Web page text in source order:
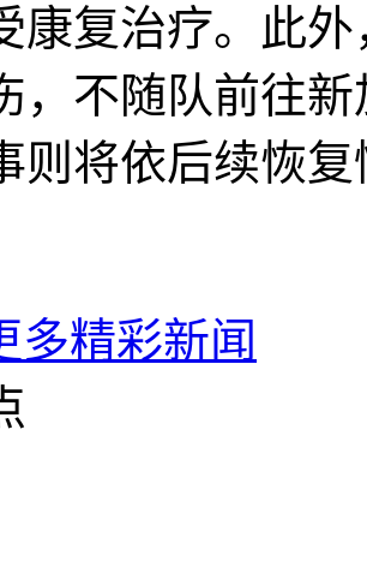
康复治疗。此
，不随队前往
则将依后续恢
多精彩新闻